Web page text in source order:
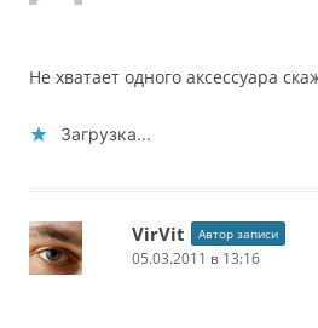
Не хватает одного аксессуара
Загрузка...
VirVit Автор записи
05.03.2011 в 13:16